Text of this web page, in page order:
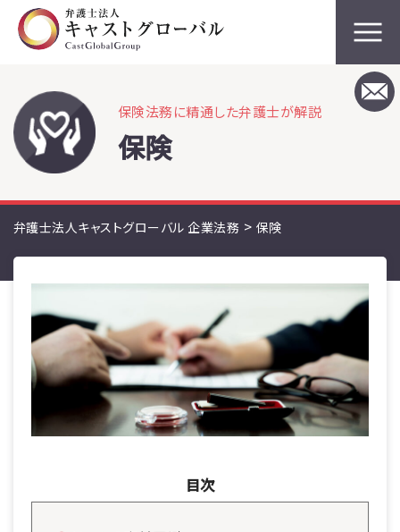
保険法務に精通した弁護士が解説
保険
弁護士法人キャストグローバル 企業法務 > 保険
目次